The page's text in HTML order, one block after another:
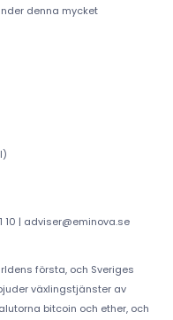
denna mycket
10 | adviser@eminova.se
första, och Sveriges
växlingstjänster av
bitcoin och ether, och